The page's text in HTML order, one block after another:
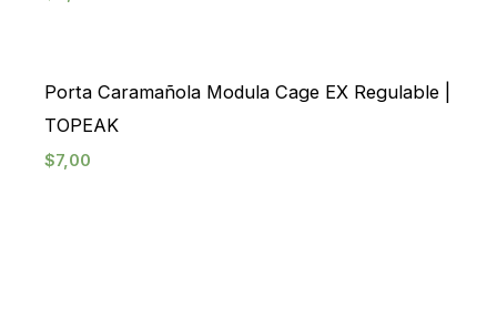
Porta Caramañola Modula Cage EX Regulable |
TOPEAK
$7,00